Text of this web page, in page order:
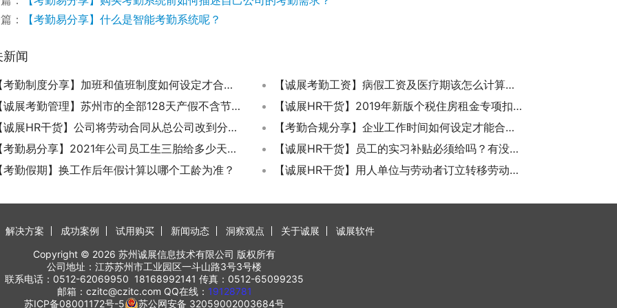
：
【考勤易分享】什么是智能考勤系统呢？
新闻
【考勤制度分享】加班和值班制度如何设定才合法合规？
【诚展考勤工资】病假工资及医疗期该怎么计算？政策解读
【诚展考勤管理】苏州市的全部128天产假不含节假日还是计生条例规定增加的30天不含？
【诚展HR干货】2019年新版个税住房租金专项扣除问答知识
【诚展HR干货】公司将劳动合同从总公司改到分公司拒签有赔偿吗?
【考勤合规分享】企业工作时间如何设定才能合规合法？
【考勤易分享】2021年公司员工生三胎给多少天产假？
【诚展HR干货】员工的实习补贴必须给吗？有没有法律规定和相关政策？
【考勤假期】换工作后年假计算以哪个工龄为准？
【诚展HR干货】用人单位与劳动者订立转移劳动关系三方协议后工作年限怎么计算？
解决方案 成功案例 试用购买 新闻动态 洞察观点 关于诚展
诚展软件
Copyright © 2026 苏州诚展信息技术有限公司 版权所有
公司地址：江苏苏州市工业园区一斗山路3号3号楼
联系电话：0512-62069950 18168992141 传真：0512-65099235
邮箱：czitc@czitc.com QQ在线： 19128781
苏ICP备08001172号-5
苏公网安备 32059002003684号